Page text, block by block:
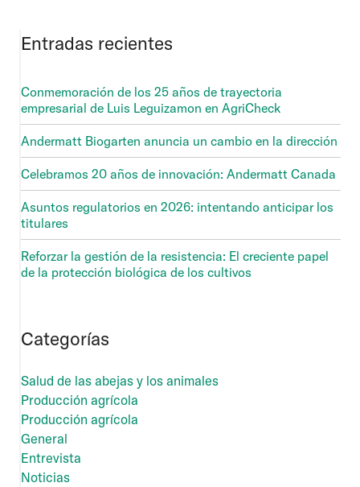
Entradas recientes
Conmemoración de los 25 años de trayectoria
empresarial de Luis Leguizamon en AgriCheck
Andermatt Biogarten anuncia un cambio en la dirección
Celebramos 20 años de innovación: Andermatt Canada
Asuntos regulatorios en 2026: intentando anticipar los
titulares
Reforzar la gestión de la resistencia: El creciente papel
de la protección biológica de los cultivos
Categorías
Salud de las abejas y los animales
Producción agrícola
Producción agrícola
General
Entrevista
Noticias